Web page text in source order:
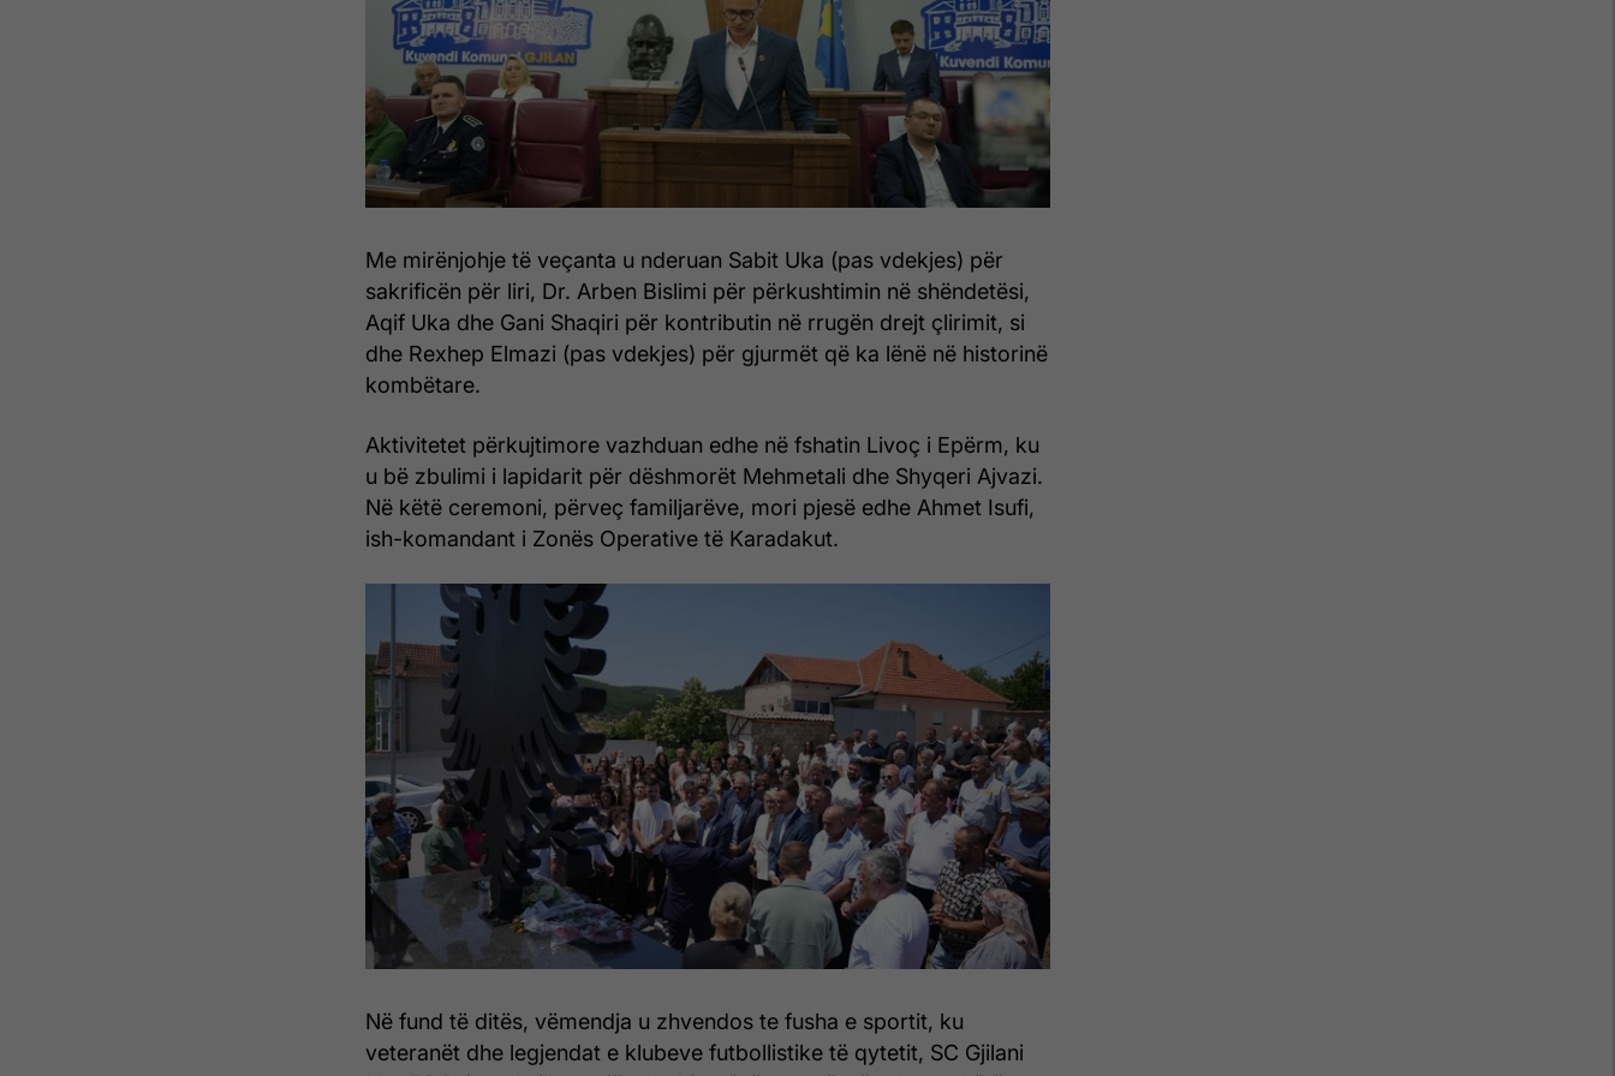
Me mirënjohje të veçanta u nderuan Sabit Uka (pas vdekjes) për
sakrificën për liri, Dr. Arben Bislimi për përkushtimin në shëndetësi,
Aqif Uka dhe Gani Shaqiri për kontributin në rrugën drejt çlirimit, si
dhe Rexhep Elmazi (pas vdekjes) për gjurmët që ka lënë në historinë
kombëtare.
Aktivitetet përkujtimore vazhduan edhe në fshatin Livoç i Epërm, ku
u bë zbulimi i lapidarit për dëshmorët Mehmetali dhe Shyqeri Ajvazi.
Në këtë ceremoni, përveç familjarëve, mori pjesë edhe Ahmet Isufi,
ish-komandant i Zonës Operative të Karadakut.
Në fund të ditës, vëmendja u zhvendos te fusha e sportit, ku
veteranët dhe legjendat e klubeve futbollistike të qytetit, SC Gjilani